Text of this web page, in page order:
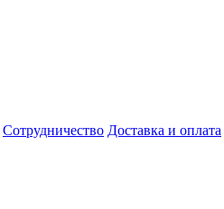
Сотрудничество Доставка и оплата